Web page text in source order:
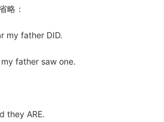
略：
father DID.
father saw one.
ARE.